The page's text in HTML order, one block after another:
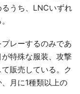
うち、LNCいずれ
レーするのみであ
特殊な服装、攻撃
販売している。ク
月に1種類以上の